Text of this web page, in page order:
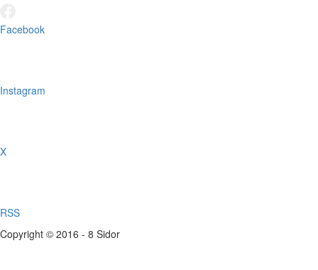
Facebook
Instagram
X
RSS
Copyright © 2016 - 8 Sidor